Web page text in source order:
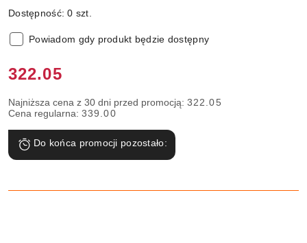
Dostępność:0 szt.
Powiadom gdy produkt będzie dostępny
Cena:
322.05
Najniższa cena z 30 dni przed promocją: 322.05
Cena regularna: 339.00
Do końca promocji pozostało: